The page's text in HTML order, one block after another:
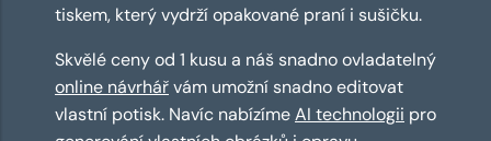
tiskem, který vydrží opakované praní i sušičku.
Skvělé ceny od 1 kusu a náš snadno ovladatelný
online návrhářvám umožní snadno editovat
vlastní potisk. Navíc nabízímeAI technologii pro